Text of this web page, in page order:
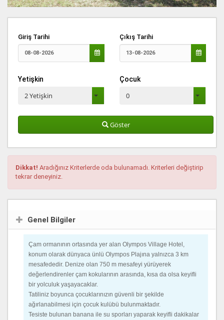
Giriş Tarihi Çıkış Tarihi
Yetişkin
2 Yetişkin
Çocuk
0
Göster
Dikkat! Aradığınız Kriterlerde oda bulunamadı. Kriterleri değiştirip
tekrar deneyiniz.
Genel Bilgiler
Çam ormanının ortasında yer alan Olympos Village Hotel,
konum olarak dünyaca ünlü Olympos Plajına yalnızca 3 km
mesafededir. Denize olan 750 m mesafeyi yürüyerek
değerlendirenler çam kokularının arasında, kısa da olsa keyifli
bir yolculuk yaşayacaklar.
Tatiliniz boyunca çocuklarınızın güvenli bir şekilde
ağırlanabilmesi için çocuk kulübü bulunmaktadır.
Tesiste bulunan banana ile su sporları yaparak keyifli dakikalar